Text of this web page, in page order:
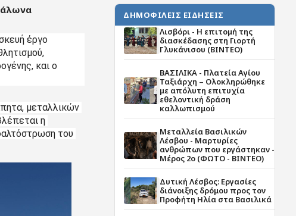
έργο
και ο
μεταλλικών
η
του
ΔΗΜΟΦΙΛΕΙΣ ΕΙΔΗΣΕΙΣ
Λισβόρι - Η επιτομή της
διασκέδασης στη Γιορτή
Γλυκάνισου (ΒΙΝΤΕΟ)
ΒΑΣΙΛΙΚΑ - Πλατεία Αγίου
Ταξιάρχη – Ολοκληρώθηκε
με απόλυτη επιτυχία
εθελοντική δράση
καλλωπισμού
Μεταλλεία Βασιλικών
Λέσβου - Μαρτυρίες
ανθρώπων που εργάστηκαν -
Μέρος 2ο (ΦΩΤΟ - ΒΙΝΤΕΟ)
Δυτική Λέσβος: Εργασίες
διάνοιξης δρόμου προς τον
Προφήτη Ηλία στα Βασιλικά